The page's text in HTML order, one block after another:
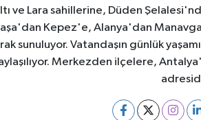
ve Lara sahillerine, Düden
Kepez'e, Alanya'dan
sunuluyor. Vatandaşın günlük
Merkezden ilçelere,